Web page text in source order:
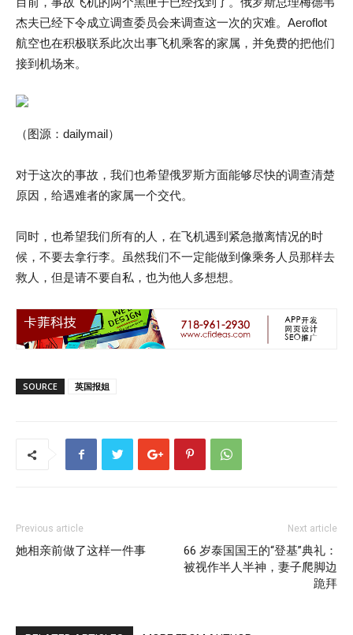
杰夫已经下令成立调查委员会来调查这一次的灾难。Aeroflot
航空也在积极联系此次出事飞机乘客的家属，并免费的把他们
接到机场来。
（图源：dailymail）
对于这次的事故，我们也希望俄罗斯方面能够尽快的调查清楚
原因，给遇难者的家属一个交代。
同时，也希望我们所有的人，在飞机遇到紧急撤离情况的时
候，不要去拿行李。虽然我们不一定能做到像乘务人员那样去
救人，但是请不要自私，也为他人多想想。
SOURCE 英国报姐
Previous article
她相亲前做了这样一件事
Next article
66 岁泰国国王的“登基”典礼：
被视作半人半神，妻子爬脚边
跪拜